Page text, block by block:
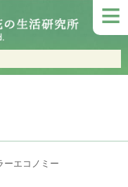
≡
ーエコノミー